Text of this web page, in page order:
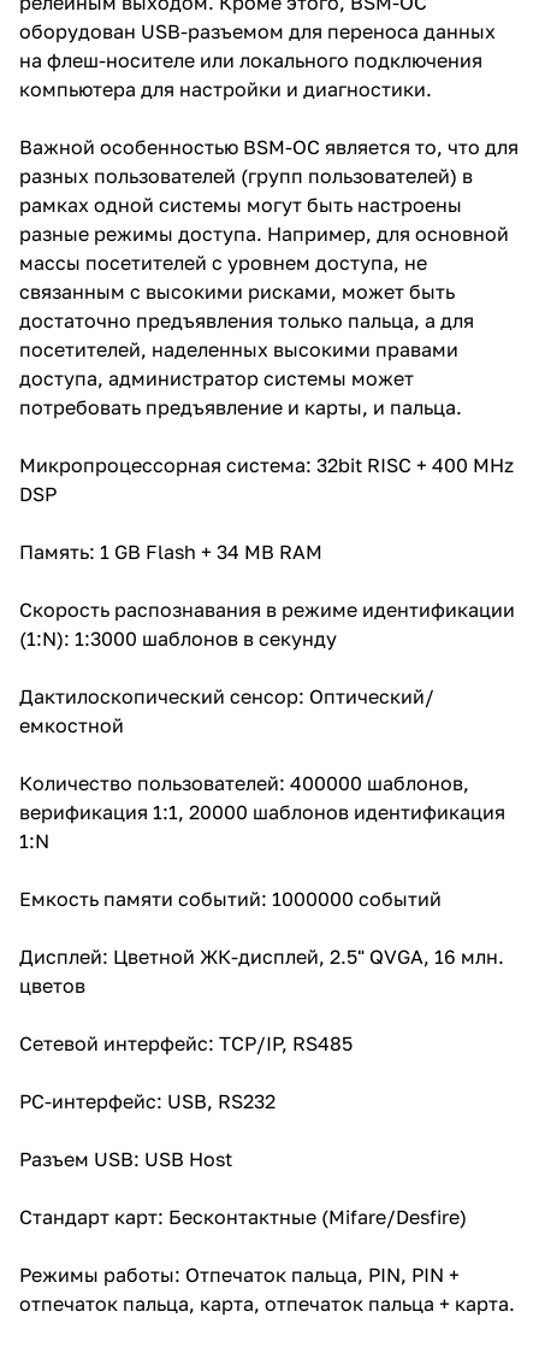
оборудован USB-разъемом для переноса данных
на флеш-носителе или локального подключения
компьютера для настройки и диагностики.
Важной особенностью BSM-OC является то, что для
разных пользователей (групп пользователей) в
рамках одной системы могут быть настроены
разные режимы доступа. Например, для основной
массы посетителей с уровнем доступа, не
связанным с высокими рисками, может быть
достаточно предъявления только пальца, а для
посетителей, наделенных высокими правами
доступа, администратор системы может
потребовать предъявление и карты, и пальца.
Микропроцессорная система: 32bit RISC + 400 MHz
DSP
Память: 1 GB Flash + 34 MB RAM
Скорость распознавания в режиме идентификации
(1:N): 1:3000 шаблонов в секунду
Дактилоскопический сенсор: Оптический/
емкостной
Количество пользователей: 400000 шаблонов,
верификация 1:1, 20000 шаблонов идентификация
1:N
Емкость памяти событий: 1000000 событий
Дисплей: Цветной ЖК-дисплей, 2.5" QVGA, 16 млн.
цветов
Сетевой интерфейс: TCP/IP, RS485
PC-интерфейс: USB, RS232
Разъем USB: USB Host
Стандарт карт: Бесконтактные (Mifare/Desfire)
Режимы работы: Отпечаток пальца, PIN, PIN +
отпечаток пальца, карта, отпечаток пальца + карта.